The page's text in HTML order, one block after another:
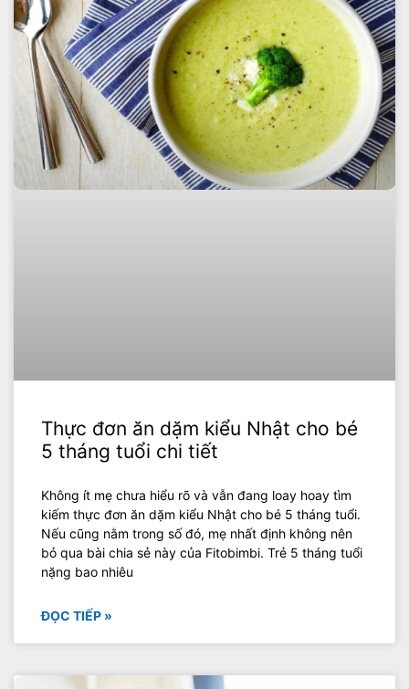
Thực đơn ăn dặm kiểu Nhật cho bé
5 tháng tuổi chi tiết
Không ít mẹ chưa hiểu rõ và vẫn đang loay hoay tìm
kiếm thực đơn ăn dặm kiểu Nhật cho bé 5 tháng tuổi.
Nếu cũng nằm trong số đó, mẹ nhất định không nên
bỏ qua bài chia sẻ này của Fitobimbi. Trẻ 5 tháng tuổi
nặng bao nhiêu
ĐỌC TIẾP »